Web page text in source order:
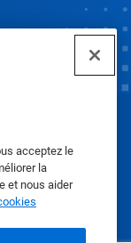
acceptez le
la
et nous aider